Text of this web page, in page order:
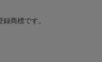
商標です。